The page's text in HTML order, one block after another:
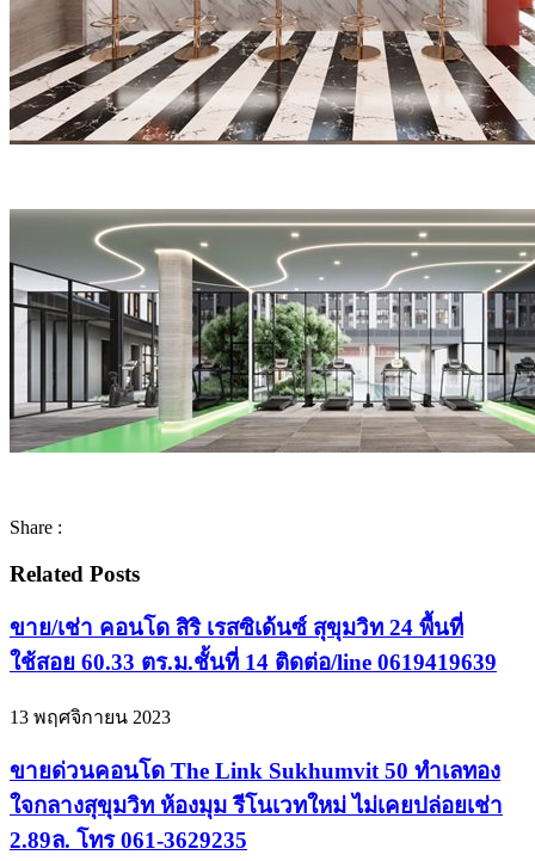
Share :
Related Posts
ขาย/เช่า คอนโด สิริ เรสซิเด้นซ์ สุขุมวิท 24 พื้นที่
ใช้สอย 60.33 ตร.ม.ชั้นที่ 14 ติดต่อ/line 0619419639
13 พฤศจิกายน 2023
ขายด่วนคอนโด The Link Sukhumvit 50 ทำเลทอง
ใจกลางสุขุมวิท ห้องมุม รีโนเวทใหม่ ไม่เคยปล่อยเช่า
2.89ล. โทร 061-3629235